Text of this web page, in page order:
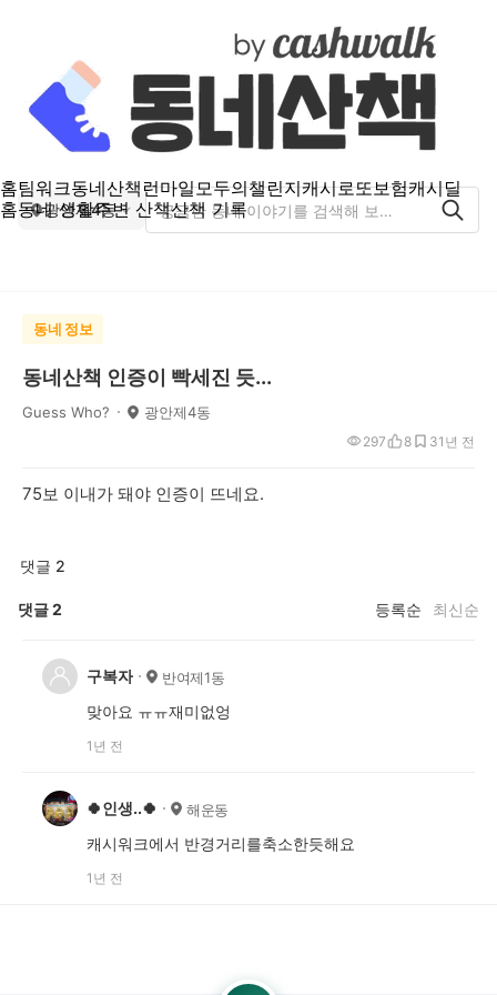
홈팀워크동네산책 런마일모두의챌린지캐시로또보험캐시딜
홈동네 생활주변 산책산책 기록
광안제4동
동네 정보
동네산책 인증이 빡세진 듯...
Guess Who? 광안제4동
1년 전
297 8 3
75보 이내가 돼야 인증이 뜨네요.
댓글 2
댓글2 등록순 최신순
구복자 반여제1동
맞아요 ㅠㅠ재미없엉
1년 전
🍀인생..🍀 해운동
캐시워크에서 반경거리를축소한듯해요
1년 전